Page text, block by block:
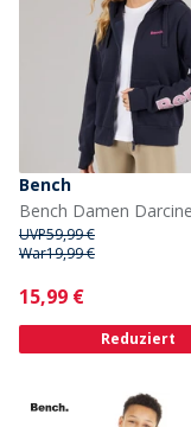
Bench
UVP59,99 €
War19,99 €
Current
15,99 €
Reduziert